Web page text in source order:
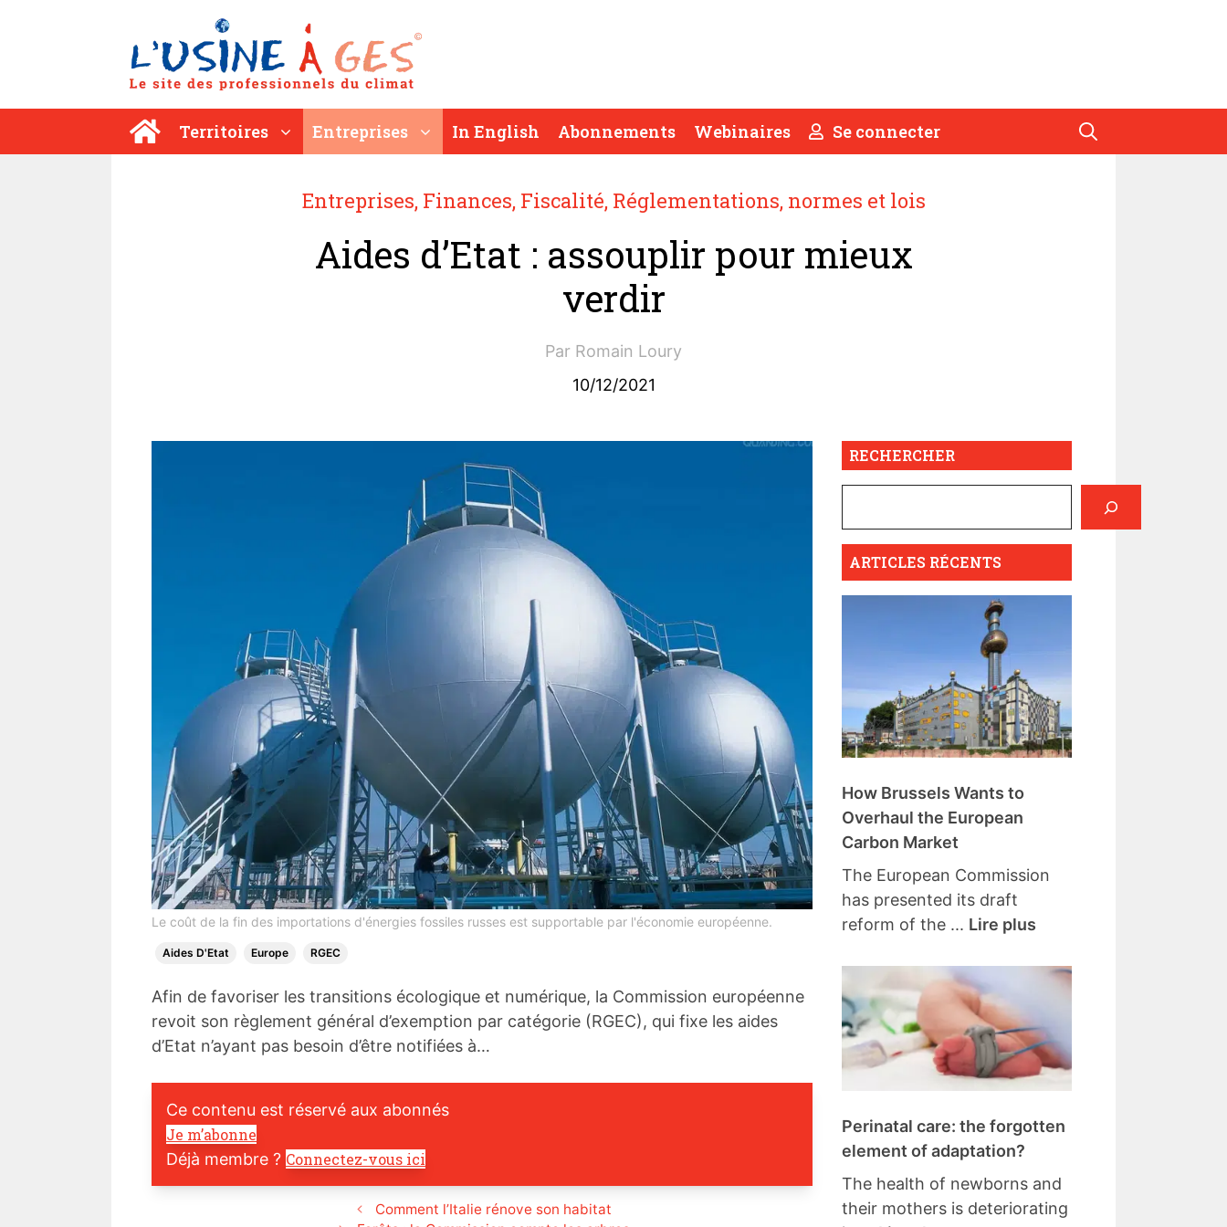
Territoires Entreprises In English Abonnements Webinaires Se connecter
Entreprises, Finances, Fiscalité, Réglementations, normes et lois
Aides d’Etat : assouplir pour mieux
verdir
Par Romain Loury
10/12/2021
Le coût de la fin des importations d'énergies fossiles russes est supportable par l'économie européenne.
Aides D'Etat Europe RGEC
Afin de favoriser les transitions écologique et numérique, la Commission européenne
revoit son règlement général d’exemption par catégorie (RGEC), qui fixe les aides
d’Etat n’ayant pas besoin d’être notifiées à…
Ce contenu est réservé aux abonnés
Je m’abonne
Déjà membre ? Connectez-vous ici
Comment l’Italie rénove son habitat
RECHERCHER
ARTICLES RÉCENTS
How Brussels Wants to
Overhaul the European
Carbon Market
The European Commission
has presented its draft
reform of the ... Lire plus
Perinatal care: the forgotten
element of adaptation?
The health of newborns and
their mothers is deteriorating